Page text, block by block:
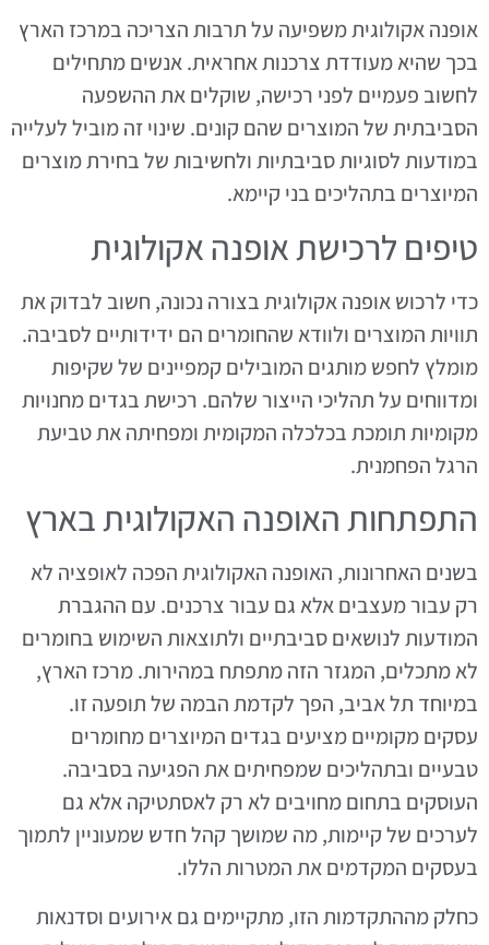
אופנה אקולוגית משפיעה על תרבות הצריכה במרכז הארץ
בכך שהיא מעודדת צרכנות אחראית. אנשים מתחילים
לחשוב פעמיים לפני רכישה, שוקלים את ההשפעה
הסביבתית של המוצרים שהם קונים. שינוי זה מוביל לעלייה
במודעות לסוגיות סביבתיות ולחשיבות של בחירת מוצרים
המיוצרים בתהליכים בני קיימא.
טיפים לרכישת אופנה אקולוגית
כדי לרכוש אופנה אקולוגית בצורה נכונה, חשוב לבדוק את
תוויות המוצרים ולוודא שהחומרים הם ידידותיים לסביבה.
מומלץ לחפש מותגים המובילים קמפיינים של שקיפות
ומדווחים על תהליכי הייצור שלהם. רכישת בגדים מחנויות
מקומיות תומכת בכלכלה המקומית ומפחיתה את טביעת
הרגל הפחמנית.
התפתחות האופנה האקולוגית בארץ
בשנים האחרונות, האופנה האקולוגית הפכה לאופציה לא
רק עבור מעצבים אלא גם עבור צרכנים. עם ההגברת
המודעות לנושאים סביבתיים ולתוצאות השימוש בחומרים
לא מתכלים, המגזר הזה מתפתח במהירות. מרכז הארץ,
במיוחד תל אביב, הפך לקדמת הבמה של תופעה זו.
עסקים מקומיים מציעים בגדים המיוצרים מחומרים
טבעיים ובתהליכים שמפחיתים את הפגיעה בסביבה.
העוסקים בתחום מחויבים לא רק לאסתטיקה אלא גם
לערכים של קיימות, מה שמושך קהל חדש שמעוניין לתמוך
בעסקים המקדמים את המטרות הללו.
כחלק מההתקדמות הזו, מתקיימים גם אירועים וסדנאות